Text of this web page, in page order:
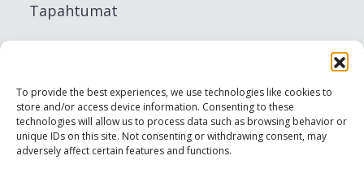
To provide the best experiences, we use technologies like cookies to
store and/or access device information. Consenting to these
technologies will allow us to process data such as browsing behavior or
unique IDs on this site. Not consenting or withdrawing consent, may
adversely affect certain features and functions.
Tapahtumat
Ruokailu
Nähtävyydet
Visit Tallinn